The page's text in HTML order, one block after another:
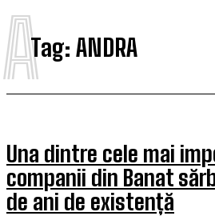
Tag: ANDRA
A
Una dintre cele mai
companii din Banat
de ani de existență